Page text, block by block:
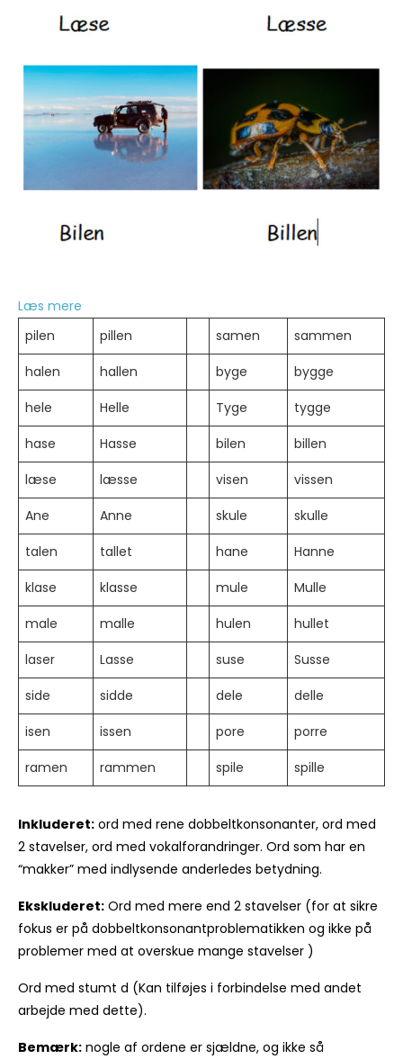
Læs mere
Dobbeltkonsonant
eller
pilen pillen samen
sammen
halen
hallen byge
bygge
hele
Helle Tyge
tygge
hase
Hasse bilen
billen
læse
læsse visen
vissen
Ane
Anne skule
skulle
talen
tallet hane
Hanne
klase
klasse mule
Mulle
male
malle hulen
hullet
laser
Lasse suse
Susse
side
sidde dele
delle
isen
issen pore
porre
ramen
rammen spile spille
Inkluderet: ord med rene dobbeltkonsonanter, ord med
2 stavelser, ord med vokalforandringer. Ord som har en
“makker” med indlysende anderledes betydning.
Ekskluderet: Ord med mere end 2 stavelser (for at sikre
fokus er på dobbeltkonsonantproblematikken og ikke på
problemer med at overskue mange stavelser )
Ord med stumt d (Kan tilføjes i forbindelse med andet
arbejde med dette).
Bemærk: nogle af ordene er sjældne, og ikke så